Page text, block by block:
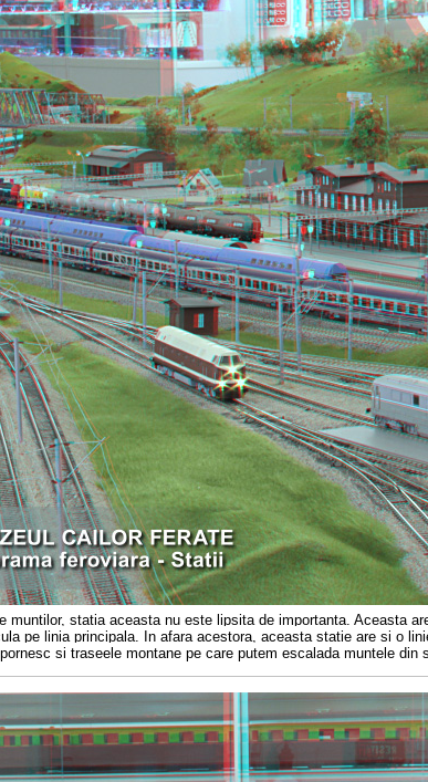
muntilor, statia aceasta nu este lipsita de importanta. Aceasta
pe linia principala. In afara acestora, aceasta statie are si o
si traseele montane pe care putem escalada muntele din